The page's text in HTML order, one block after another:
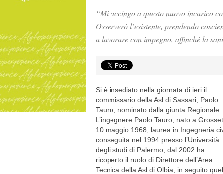
“Mi accingo a questo nuovo incarico
Osserverò l’esistente, prendendo
a lavorare con impegno, affinché la
Si è insediato nella giornata di ieri il
commissario della Asl di Sassari, Paolo
Tauro, nominato dalla giunta Regionale.
L’ingegnere Paolo Tauro, nato a
10 maggio 1968, laurea in Ingegneria
conseguita nel 1994 presso l’Università
degli studi di Palermo, dal 2002 ha
ricoperto il ruolo di Direttore dell’Area
Tecnica della Asl di Olbia, in seguito